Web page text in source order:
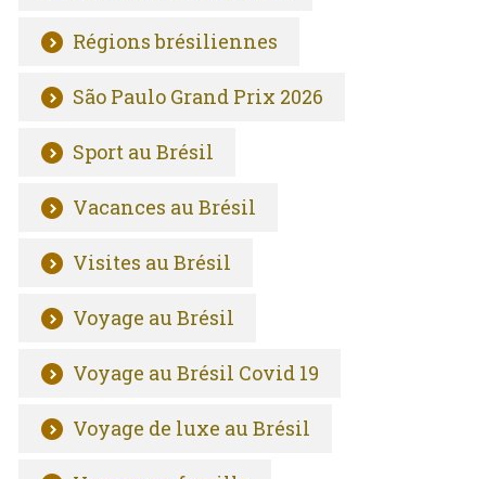
Régions brésiliennes
São Paulo Grand Prix 2026
Sport au Brésil
Vacances au Brésil
Visites au Brésil
Voyage au Brésil
Voyage au Brésil Covid 19
Voyage de luxe au Brésil